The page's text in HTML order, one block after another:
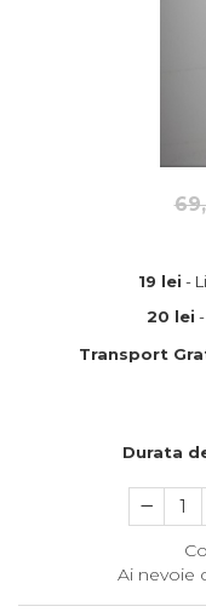
PALETE
19 lei -
20 lei
Transport
Durata
Ai nevoie